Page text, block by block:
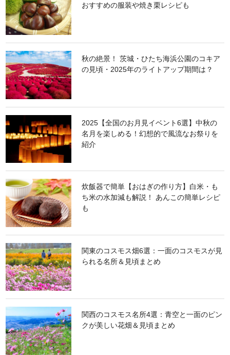
おすすめの服装や焼き栗レシピも
秋の絶景！ 茨城・ひたち海浜公園のコキア
の見頃・2025年のライトアップ期間は？
2025【全国のお月見イベント6選】中秋の
名月を楽しめる！幻想的で風流なお祭りを
紹介
炊飯器で簡単【おはぎの作り方】白米・も
ち米の水加減も解説！ あんこの簡単レシピ
も
関東のコスモス畑6選：一面のコスモスが見
られる名所＆見頃まとめ
関西のコスモス名所4選：青空と一面のピン
クが美しい花畑＆見頃まとめ